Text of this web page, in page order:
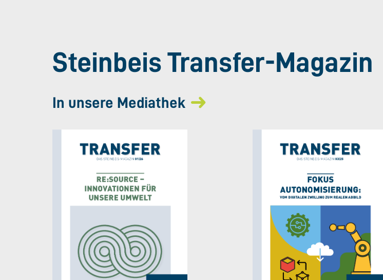
Steinbeis Transfer-Magazin
In unsere Mediathek